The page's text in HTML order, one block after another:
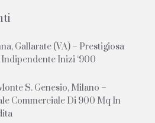
Gallarate (VA) – Prestigiosa
Inizi ‘900
S. Genesio, Milano –
Commerciale Di 900 Mq In